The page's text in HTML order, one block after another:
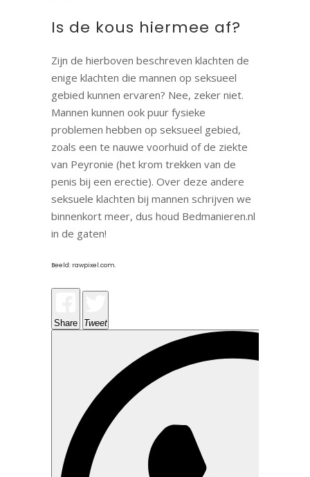
Is de kous hiermee af?
Zijn de hierboven beschreven klachten de
enige klachten die mannen op seksueel
gebied kunnen ervaren? Nee, zeker niet.
Mannen kunnen ook puur fysieke
problemen hebben op seksueel gebied,
zoals een te nauwe voorhuid of de ziekte
van Peyronie (het krom trekken van de
penis bij een erectie). Over deze andere
seksuele klachten bij mannen schrijven we
binnenkort meer, dus houd Bedmanieren.nl
in de gaten!
Beeld: rawpixel.com.
Share Tweet